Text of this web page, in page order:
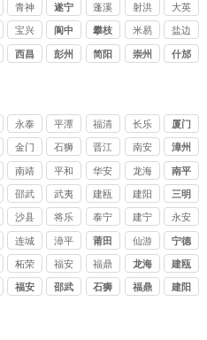
青神 遂宁 蓬溪 射洪 大英
宝兴 阆中
攀枝
花
米易 盐边
西昌 彭州 简阳 崇州 什邡
永泰 平潭 福清 长乐 厦门
金门 石狮 晋江 南安 漳州
南靖 平和 华安 龙海 南平
邵武
武夷
山
建瓯 建阳 三明
沙县 将乐 泰宁 建宁 永安
连城 漳平 莆田 仙游 宁德
柘荣 福安 福鼎 龙海 建瓯
福安 邵武 石狮 福鼎 建阳